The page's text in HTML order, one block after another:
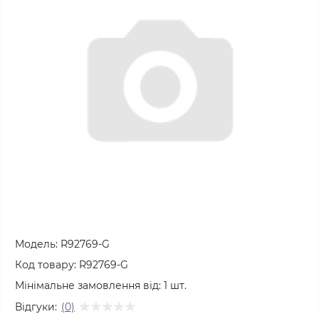
Модель: R92769-G
Код товару: R92769-G
Мінімальне замовлення від: 1 шт.
Відгуки: (0)